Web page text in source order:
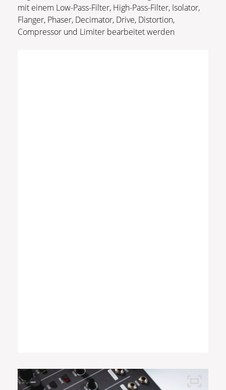
mit einem Low-Pass-Filter, High-Pass-Filter, Isolator,
Flanger, Phaser, Decimator, Drive, Distortion,
Compressor und Limiter bearbeitet werden